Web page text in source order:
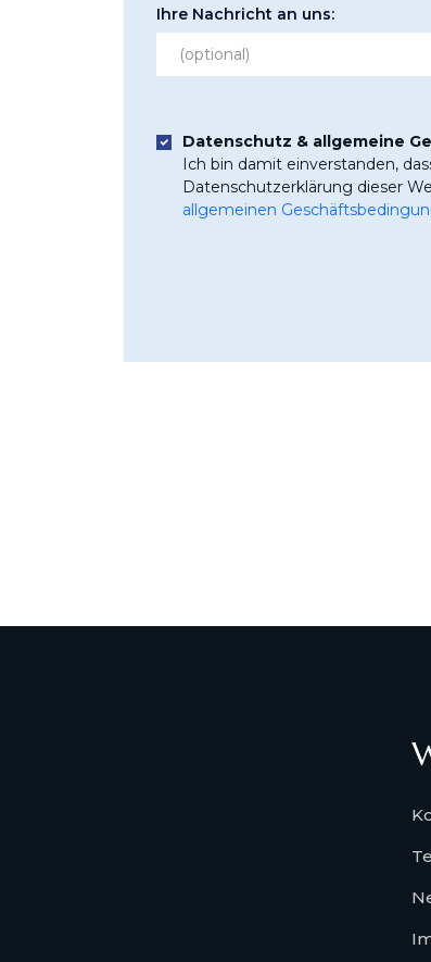
Ihre Nachricht an uns:
Datenschutz & allgemeine
Ich bin damit einverstanden,
Datenschutzerklärung dieser
allgemeinen